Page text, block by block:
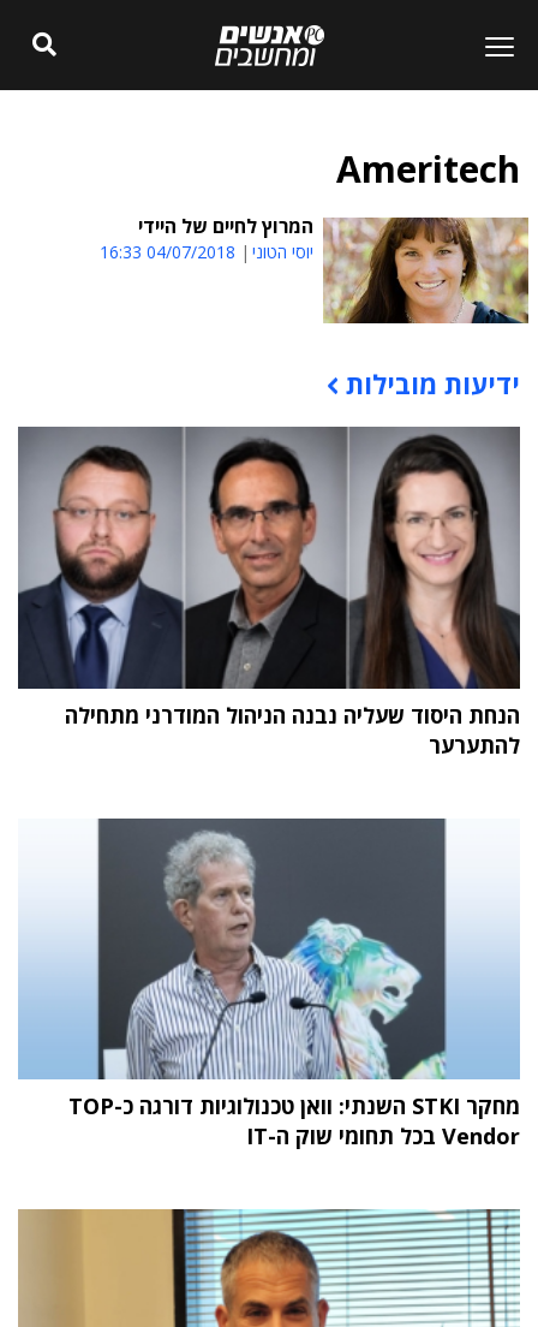
Ameritech
המרוץ לחיים של היידי
יוסי הטוני 04/07/2018 16:33
תוכן פרסומי
ידיעות מובילות
הנחת היסוד שעליה נבנה הניהול המודרני מתחילה
להתערער
מחקר STKI השנתי: וואן טכנולוגיות דורגה כ-TOP
Vendor בכל תחומי שוק ה-IT